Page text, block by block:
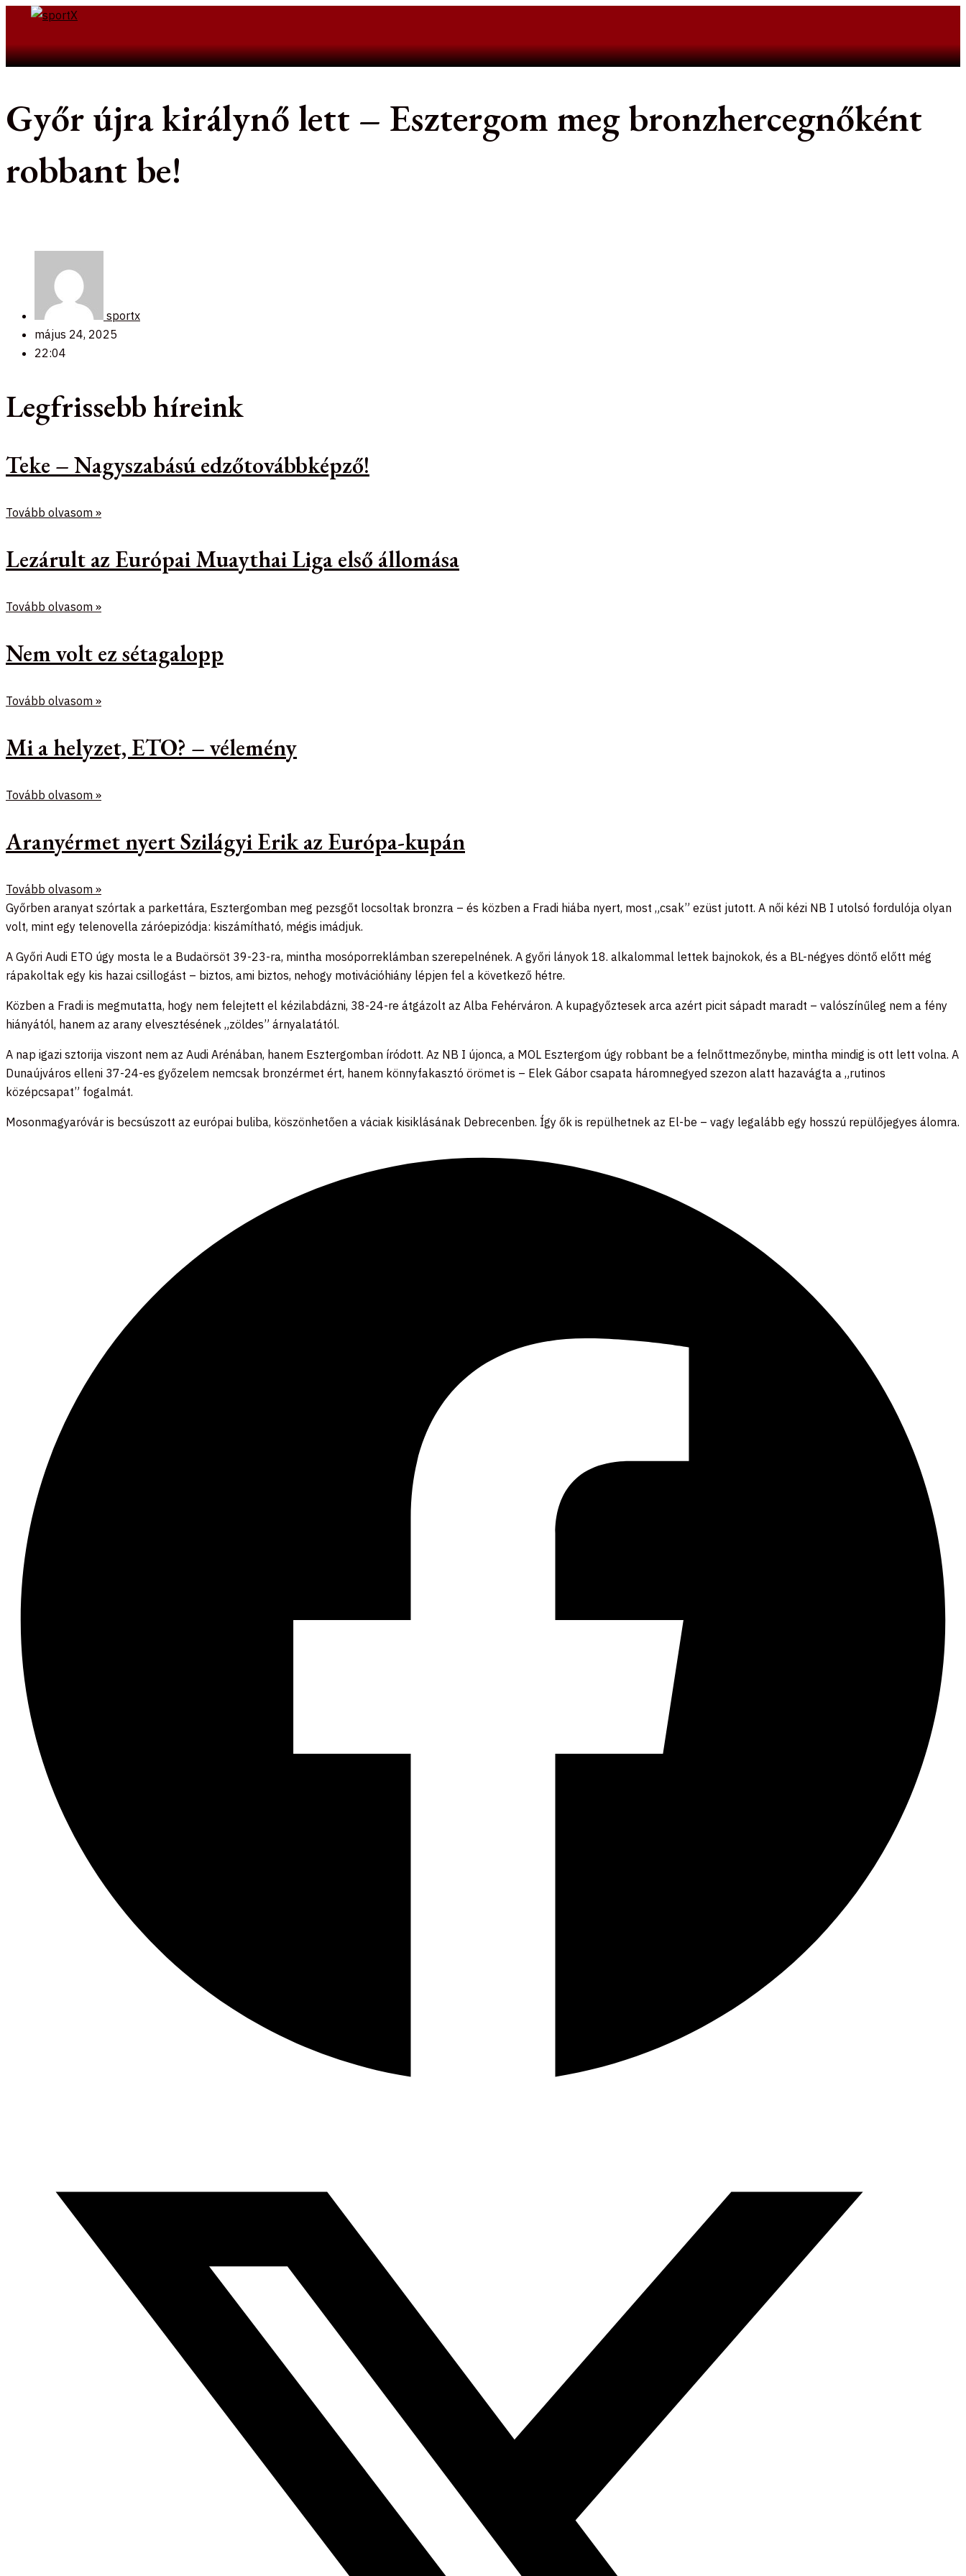
Skip
contentSearch
Győr újra királynő lett – Esztergom meg bronzhercegnőként
robbant be!
sportx
május 24, 2025
22:04
Legfrissebb híreink
Teke – Nagyszabású edzőtovábbképző!
Tovább olvasom »
Lezárult az Európai Muaythai Liga első állomása
Tovább olvasom »
Nem volt ez sétagalopp
Tovább olvasom »
Mi a helyzet, ETO? – vélemény
Tovább olvasom »
Aranyérmet nyert Szilágyi Erik az Európa-kupán
Tovább olvasom »
Győrben aranyat szórtak a parkettára, Esztergomban meg pezsgőt locsoltak bronzra – és közben a Fradi hiába nyert, most „csak” ezüst jutott. A női kézi NB I utolsó fordulója olyan
volt, mint egy telenovella záróepizódja: kiszámítható, mégis imádjuk.
A Győri Audi ETO úgy mosta le a Budaörsöt 39-23-ra, mintha mosóporreklámban szerepelnének. A győri lányok 18. alkalommal lettek bajnokok, és a BL-négyes döntő előtt még
rápakoltak egy kis hazai csillogást – biztos, ami biztos, nehogy motivációhiány lépjen fel a következő hétre.
Közben a Fradi is megmutatta, hogy nem felejtett el kézilabdázni, 38-24-re átgázolt az Alba Fehérváron. A kupagyőztesek arca azért picit sápadt maradt – valószínűleg nem a fény
hiányától, hanem az arany elvesztésének „zöldes” árnyalatától.
A nap igazi sztorija viszont nem az Audi Arénában, hanem Esztergomban íródott. Az NB I újonca, a MOL Esztergom úgy robbant be a felnőttmezőnybe, mintha mindig is ott lett volna. A
Dunaújváros elleni 37-24-es győzelem nemcsak bronzérmet ért, hanem könnyfakasztó örömet is – Elek Gábor csapata háromnegyed szezon alatt hazavágta a „rutinos
középcsapat” fogalmát.
Mosonmagyaróvár is becsúszott az európai buliba, köszönhetően a váciak kisiklásának Debrecenben. Így ők is repülhetnek az El-be – vagy legalább egy hosszú repülőjegyes álomra.